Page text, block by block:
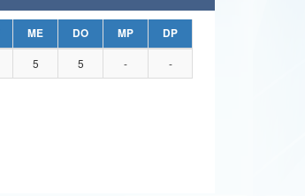
ME DO MP
DP
5 5 - -